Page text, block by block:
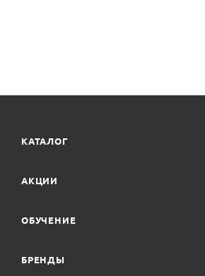
КАТАЛОГ
АКЦИИ
ОБУЧЕНИЕ
БРЕНДЫ